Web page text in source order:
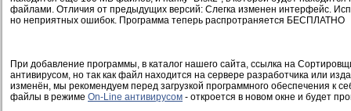
файлами. Отличия от предыдущих версий: Слегка изменен интерфейс.
но неприятных ошибок. Программа теперь распротраняется БЕСПЛАТНО
При добавление программы, в каталог нашего сайта, ссылка на
антивирусом, но так как файл находится на сервере разработчика или
изменён, мы рекомендуем перед загрузкой программного обеспечения к
файлы в режиме On-Line антивирусом - откроется в новом окне и будет